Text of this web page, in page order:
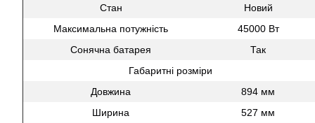
Стан
Новий
Максимальна потужність
45000 Вт
Сонячна батарея
Так
Габаритні розміри
Довжина
894 мм
Ширина
527 мм